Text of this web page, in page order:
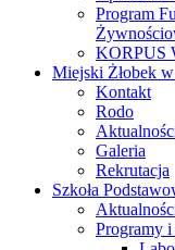
Program
KORPUS
Miejski Żłobek
Kontakt
Rodo
Galeria
Rekrutacja
Szkoła
Programy